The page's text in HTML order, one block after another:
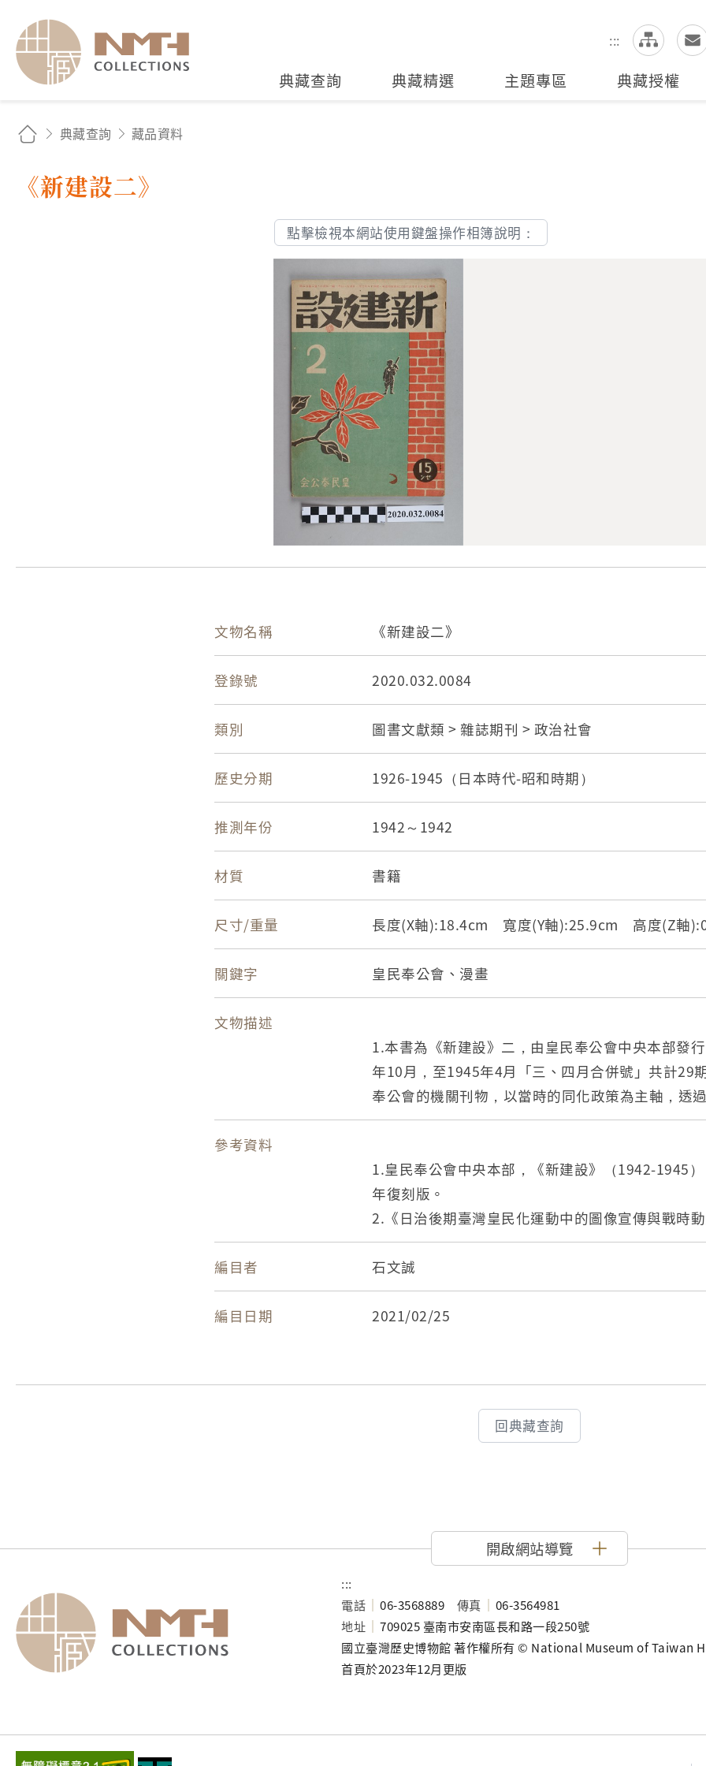
:::
全站搜尋
典藏查詢 典藏精選 主題專區 典藏授權
典藏查詢 藏品資料
《新建設二》
點擊檢視本網站使用鍵盤操作相簿說明：
文物名稱 《新建設二》
登錄號 2020.032.0084
類別 圖書文獻類 > 雜誌期刊 > 政治社會
歷史分期 1926-1945（日本時代-昭和時期）
推測年份 1942～1942
材質 書籍
尺寸/重量 長度(X軸):18.4cm 寬度(Y軸):25.9cm 高度(Z
關鍵字 皇民奉公會、漫畫
文物描述
1.本書為《新建設》二，由皇民奉公會中央本部發
年10月，至1945年4月「三、四月合併號」共計29
奉公會的機關刊物，以當時的同化政策為主軸，透
述，並廣邀讀者投稿，其中共有17卷內含漫畫徵求
3. 此刊物含大量漫畫圖文，可提供圖像漫畫研究及
理解當時的政治思想及臺灣圖像、漫畫發展。
參考資料
1.皇民奉公會中央本部，《新建設》（1942-1945
年復刻版。
2.《日治後期臺灣皇民化運動中的圖像宣傳與戰時
畫和海報為中心》，古蕙華，國立台灣師範大學歷
1。
編目者 石文誠
編目日期 2021/02/25
回典藏查詢
開啟網站導覽
:::
電話
06-3568889 傳真
06-3564981
地址
709025 臺南市安南區長和路一段250號
國立臺灣歷史博物館 著作權所有 © National Museum of Taiwan
首頁於2023年12月更版